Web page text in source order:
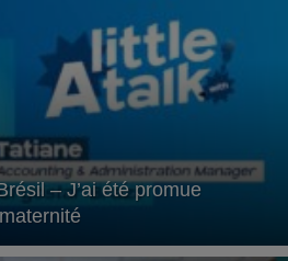
– J’ai été promue